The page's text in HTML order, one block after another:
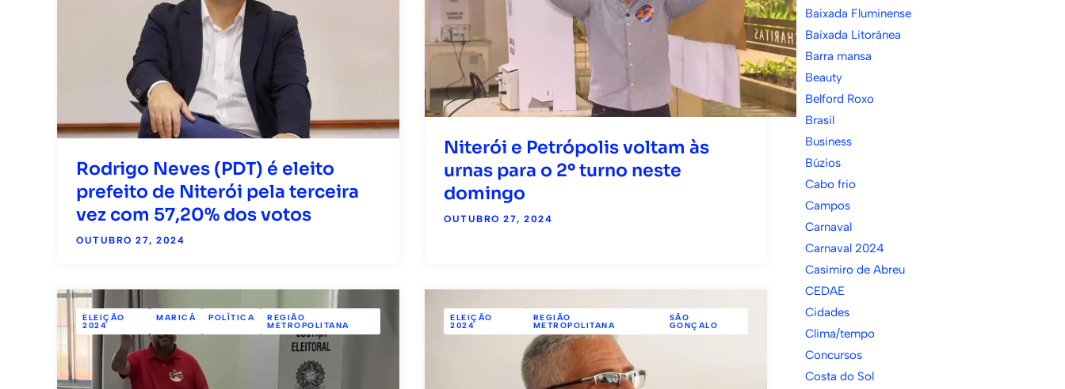
Rodrigo Neves (PDT) é eleito
prefeito de Niterói pela terceira
vez com 57,20% dos votos
OUTUBRO 27, 2024
Niterói e Petrópolis voltam às
urnas para o 2º turno neste
domingo
OUTUBRO 27, 2024
ELEIÇÃO
2024
MARICÁ POLÍTICA REGIÃO
METROPOLITANA
ELEIÇÃO
2024
REGIÃO
METROPOLITANA
SÃO
GONÇALO
Baixada Fluminense
Baixada Litorânea
Barra mansa
Beauty
Belford Roxo
Brasil
Business
Búzios
Cabo frio
Campos
Carnaval
Carnaval 2024
Casimiro de Abreu
CEDAE
Cidades
Clima/tempo
Concursos
Costa do Sol